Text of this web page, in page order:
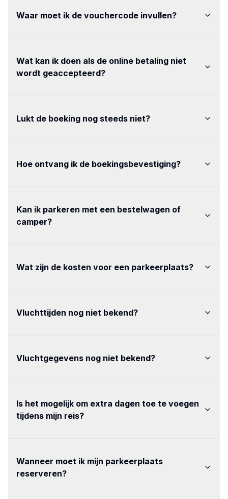
Waar moet ik de vouchercode invullen?
Wat kan ik doen als de online betaling niet
wordt geaccepteerd?
Lukt de boeking nog steeds niet?
Hoe ontvang ik de boekingsbevestiging?
Kan ik parkeren met een bestelwagen of
camper?
Wat zijn de kosten voor een parkeerplaats?
Vluchttijden nog niet bekend?
Vluchtgegevens nog niet bekend?
Is het mogelijk om extra dagen toe te voegen
tijdens mijn reis?
Wanneer moet ik mijn parkeerplaats
reserveren?